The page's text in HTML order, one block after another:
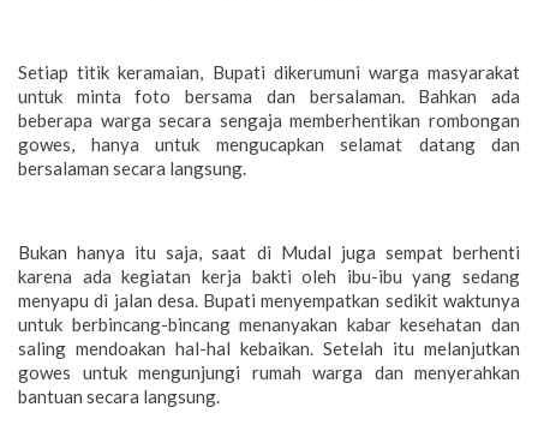
Setiap titik keramaian, Bupati dikerumuni warga masyarakat
untuk minta foto bersama dan bersalaman. Bahkan ada
beberapa warga secara sengaja memberhentikan rombongan
gowes, hanya untuk mengucapkan selamat datang dan
bersalaman secara langsung.
Bukan hanya itu saja, saat di Mudal juga sempat berhenti
karena ada kegiatan kerja bakti oleh ibu-ibu yang sedang
menyapu di jalan desa. Bupati menyempatkan sedikit waktunya
untuk berbincang-bincang menanyakan kabar kesehatan dan
saling mendoakan hal-hal kebaikan. Setelah itu melanjutkan
gowes untuk mengunjungi rumah warga dan menyerahkan
bantuan secara langsung.